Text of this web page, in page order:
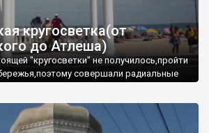
кругосветка(от
до Атлеша)
"кругосветки" не получилось,пройти
совершали радиальные